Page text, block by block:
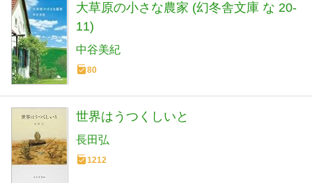
大草原の小さな農家 (幻冬舎文庫 な 20-
11)
中谷美紀
80
世界はうつくしいと
長田弘
1212